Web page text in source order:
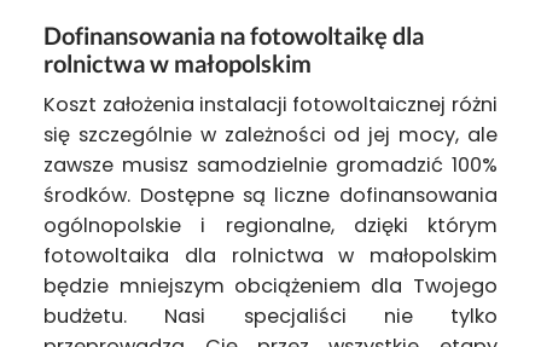
Dofinansowania na fotowoltaikę dla
rolnictwa w małopolskim
Koszt założenia instalacji fotowoltaicznej różni
się szczególnie w zależności od jej mocy, ale
zawsze musisz samodzielnie gromadzić 100%
środków. Dostępne są liczne dofinansowania
ogólnopolskie i regionalne, dzięki którym
fotowoltaika dla rolnictwa w małopolskim
będzie mniejszym obciążeniem dla Twojego
budżetu. Nasi specjaliści nie tylko